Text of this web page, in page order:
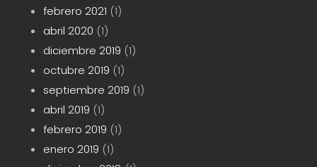
febrero 2021 (1)
abril 2020 (1)
diciembre 2019 (1)
octubre 2019 (1)
septiembre 2019 (1)
abril 2019 (1)
febrero 2019 (1)
enero 2019 (1)